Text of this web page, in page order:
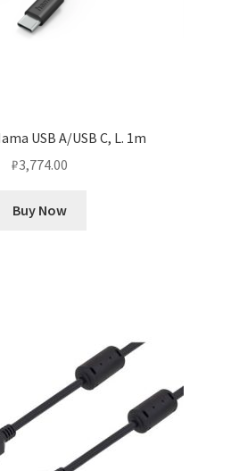
USB A/USB C, L. 1m
₽3,774.00
Buy Now